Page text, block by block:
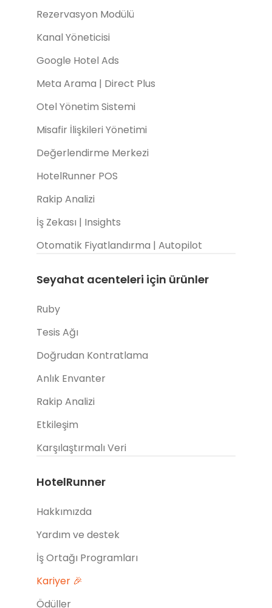
Rezervasyon Modülü
Kanal Yöneticisi
Google Hotel Ads
Meta Arama | Direct Plus
Otel Yönetim Sistemi
Misafir İlişkileri Yönetimi
Değerlendirme Merkezi
HotelRunner POS
Rakip Analizi
İş Zekası | Insights
Otomatik Fiyatlandırma | Autopilot
Seyahat acenteleri için ürünler
Ruby
Tesis Ağı
Doğrudan Kontratlama
Anlık Envanter
Rakip Analizi
Etkileşim
Karşılaştırmalı Veri
HotelRunner
Hakkımızda
Yardım ve destek
İş Ortağı Programları
Kariyer 🎉
Ödüller